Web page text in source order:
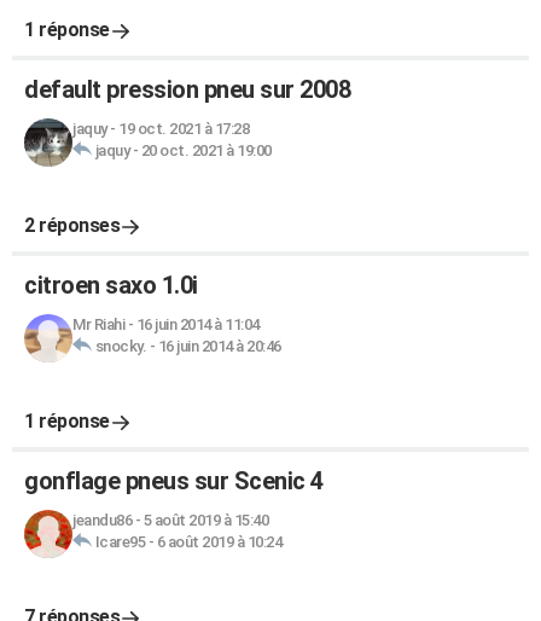
1 réponse
default pression pneu sur 2008
jaquy- 19 oct. 2021 à 17:28
jaquy- 20 oct. 2021 à 19:00
2 réponses
citroen saxo 1.0i
Mr Riahi- 16 juin 2014 à 11:04
snocky. - 16 juin 2014 à 20:46
1 réponse
gonflage pneus sur Scenic 4
jeandu86- 5 août 2019 à 15:40
Icare95- 6 août 2019 à 10:24